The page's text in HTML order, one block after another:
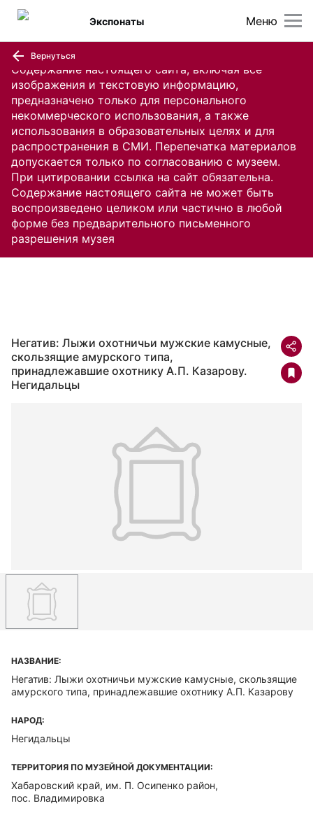
Содержание настоящего сайта, включая все
изображения и текстовую информацию,
предназначено только для персонального
некоммерческого использования, а также
использования в образовательных целях и для
распространения в СМИ. Перепечатка материалов
допускается только по согласованию с музеем.
При цитировании ссылка на сайт обязательна.
Содержание настоящего сайта не может быть
воспроизведено целиком или частично в любой
форме без предварительного письменного
разрешения музея
Меню
Экспонаты
Вернуться
Негатив: Лыжи охотничьи мужские камусные,
скользящие амурского типа,
принадлежавшие охотнику А.П. Казарову.
Негидальцы
НАЗВАНИЕ:
Негатив: Лыжи охотничьи мужские камусные, скользящие
амурского типа, принадлежавшие охотнику А.П. Казарову
НАРОД:
Негидальцы
ТЕРРИТОРИЯ ПО МУЗЕЙНОЙ ДОКУМЕНТАЦИИ:
Хабаровский край, им. П. Осипенко район,
пос. Владимировка